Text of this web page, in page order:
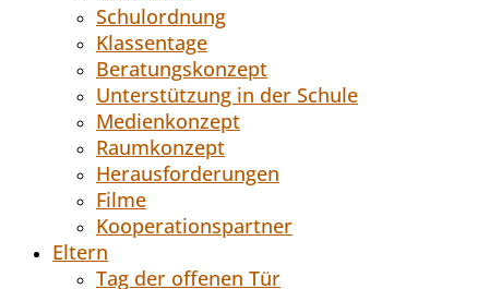
Schulordnung
Klassentage
Beratungskonzept
Unterstützung in der Schule
Medienkonzept
Raumkonzept
Herausforderungen
Filme
Kooperationspartner
Eltern
Tag der offenen Tür